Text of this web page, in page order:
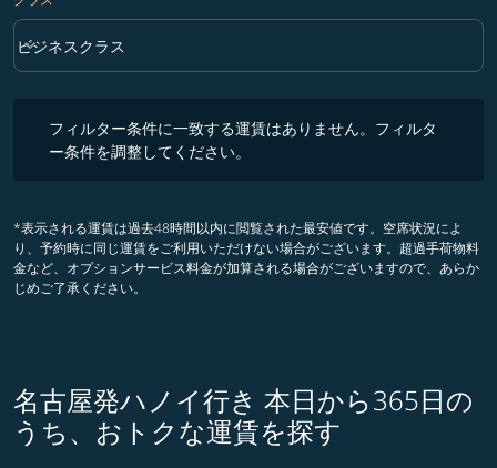
クラス option ビジネスクラス Selected
ビジネスクラス
keyboard_arrow_down
フィルター条件に一致する運賃はありません。フィルタ
ー条件を調整してください。
*表示される運賃は過去48時間以内に閲覧された最安値です。空席状況によ
り、予約時に同じ運賃をご利用いただけない場合がございます。超過手荷物料
金など、オプションサービス料金が加算される場合がございますので、あらか
じめご了承ください。
名古屋発ハノイ行き 本日から365日の
うち、おトクな運賃を探す